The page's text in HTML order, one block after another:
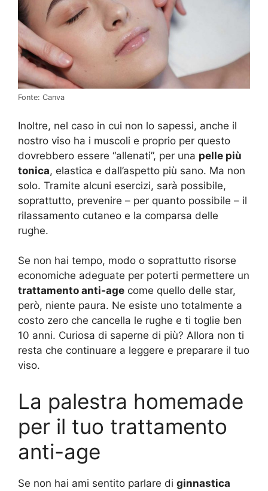
Fonte: Canva
Inoltre, nel caso in cui non lo sapessi, anche il
nostro viso ha i muscoli e proprio per questo
dovrebbero essere “allenati”, per una pelle più
tonica, elastica e dall’aspetto più sano. Ma non
solo. Tramite alcuni esercizi, sarà possibile,
soprattutto, prevenire – per quanto possibile – il
rilassamento cutaneo e la comparsa delle
rughe.
Se non hai tempo, modo o soprattutto risorse
economiche adeguate per poterti permettere un
trattamento anti-age come quello delle star,
però, niente paura. Ne esiste uno totalmente a
costo zero che cancella le rughe e ti toglie ben
10 anni. Curiosa di saperne di più? Allora non ti
resta che continuare a leggere e preparare il tuo
viso.
La palestra homemade
per il tuo trattamento
anti-age
Se non hai ami sentito parlare di ginnastica